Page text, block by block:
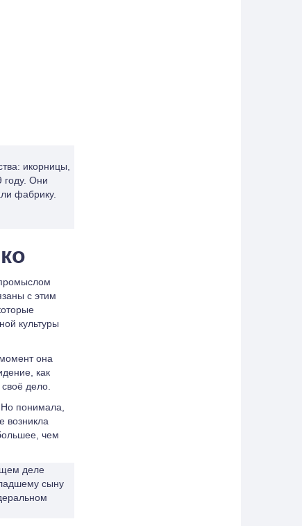
икорницы,
году. Они
фабрику.
с этим
культуры
она
как
дело.
понимала,
возникла
чем
деле
сыну